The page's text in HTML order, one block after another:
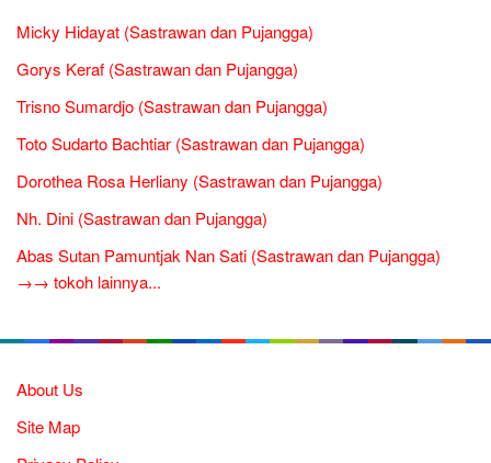
Micky Hidayat (Sastrawan dan Pujangga)
Gorys Keraf (Sastrawan dan Pujangga)
Trisno Sumardjo (Sastrawan dan Pujangga)
Toto Sudarto Bachtiar (Sastrawan dan Pujangga)
Dorothea Rosa Herliany (Sastrawan dan Pujangga)
Nh. Dini (Sastrawan dan Pujangga)
Abas Sutan Pamuntjak Nan Sati (Sastrawan dan Pujangga)
→→ tokoh lainnya...
About Us
Site Map